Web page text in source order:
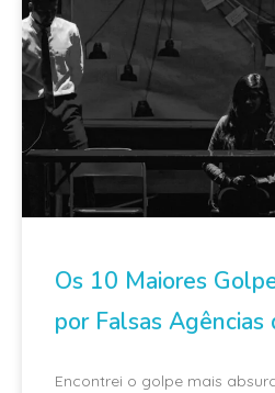
Os 10 Maiores
por Falsas
Encontrei o golpe mais